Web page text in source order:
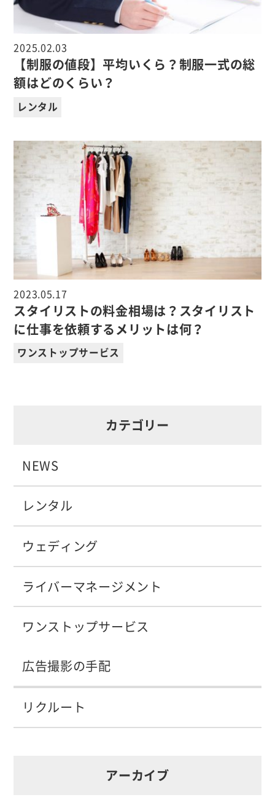
2025.02.03
【制服の値段】平均いくら？制服一式の総
額はどのくらい？
レンタル
2023.05.17
スタイリストの料金相場は？スタイリスト
に仕事を依頼するメリットは何？
ワンストップサービス
カテゴリー
NEWS
レンタル
ウェディング
ライバーマネージメント
ワンストップサービス
広告撮影の手配
リクルート
アーカイブ